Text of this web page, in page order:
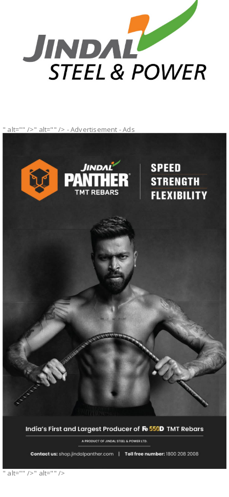
" alt="" />" alt="" /> - Advertisement -Ads
" alt="" />" alt="" />